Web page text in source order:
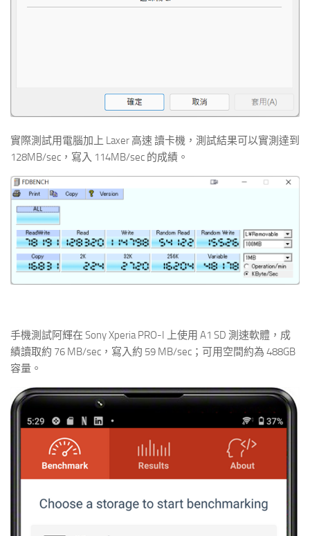
實際測試用電腦加上 Laxer 高速 讀卡機，測試結果可以實測達到
128MB/sec，寫入 114MB/sec 的成績。
手機測試阿輝在 Sony Xperia PRO-I 上使用 A1 SD 測速軟體，成
績讀取約 76 MB/sec，寫入約 59 MB/sec；可用空間約為 488GB
容量。